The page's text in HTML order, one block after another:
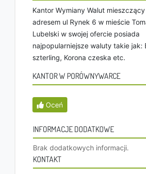
Kantor Wymiany Walut
adresem ul Rynek 6 w mieście
Lubelski w swojej ofercie posiada
najpopularniejsze waluty takie jak:
szterling, Korona czeska etc.
KANTOR W PORÓWNYWARCE
Oceń
INFORMACJE DODATKOWE
Brak dodatkowych informacji.
KONTAKT